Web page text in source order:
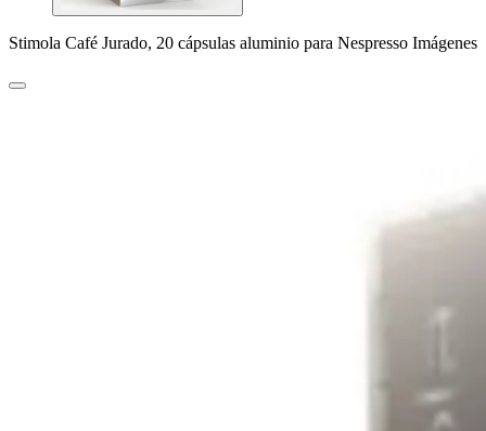
Stimola Café Jurado, 20 cápsulas aluminio para Nespresso Imágenes